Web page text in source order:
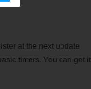
at the next update
timers. You can get it